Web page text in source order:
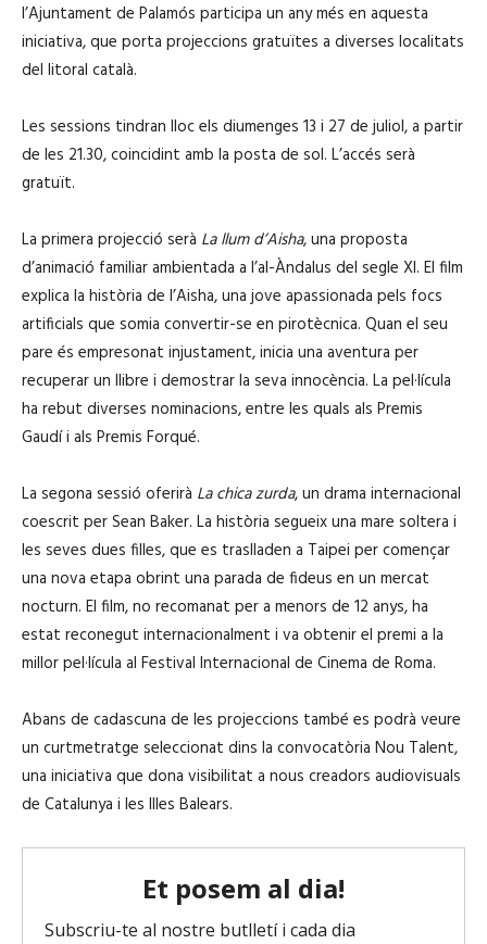
l’Ajuntament de Palamós participa un any més en aquesta
iniciativa, que porta projeccions gratuïtes a diverses localitats
del litoral català.
Les sessions tindran lloc els diumenges 13 i 27 de juliol, a partir
de les 21.30, coincidint amb la posta de sol. L’accés serà
gratuït.
La primera projecció serà La llum d’Aisha, una proposta
d’animació familiar ambientada a l’al-Àndalus del segle XI. El film
explica la història de l’Aisha, una jove apassionada pels focs
artificials que somia convertir-se en pirotècnica. Quan el seu
pare és empresonat injustament, inicia una aventura per
recuperar un llibre i demostrar la seva innocència. La pel·lícula
ha rebut diverses nominacions, entre les quals als Premis
Gaudíi als Premis Forqué.
La segona sessió oferirà La chica zurda, un drama internacional
coescrit perSean Baker. La història segueix una mare soltera i
les seves dues filles, que es traslladen a Taipei per començar
una nova etapa obrint una parada de fideus en un mercat
nocturn. El film, no recomanat per a menors de 12 anys, ha
estat reconegut internacionalment i va obtenir el premi a la
millor pel·lícula al Festival Internacional de Cinema de Roma.
Abans de cadascuna de les projeccions també es podrà veure
un curtmetratge seleccionat dins la convocatòria Nou Talent,
una iniciativa que dona visibilitat a nous creadors audiovisuals
de Catalunya i les Illes Balears.